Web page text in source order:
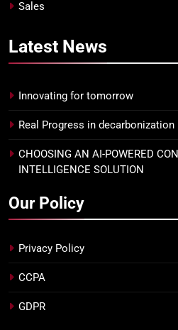
Sales
Latest News
Innovating for tomorrow
Real Progress in decarbonization
CHOOSING AN AI-POWERED
INTELLIGENCE SOLUTION
Our Policy
Privacy Policy
CCPA
GDPR